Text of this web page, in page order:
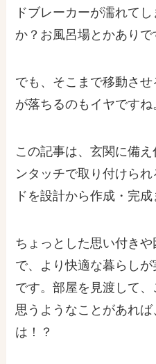
ドブレーカーが濡れて
か？お風呂場とかありで
でも、そこまで移動さ
が落ちるのもイヤですね
この記事は、玄関に備
ンタッチで取り付けら
ドを設計から作成・完成
ちょっとした思い付き
で、より快適な暮らしが
です。部屋を見渡して
思うようなことがあれ
は！？